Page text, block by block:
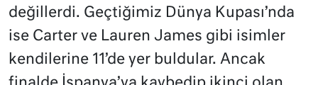
değillerdi. Geçtiğimiz Dünya Kupası’nda
ise Carter ve Lauren James gibi isimler
kendilerine 11’de yer buldular. Ancak